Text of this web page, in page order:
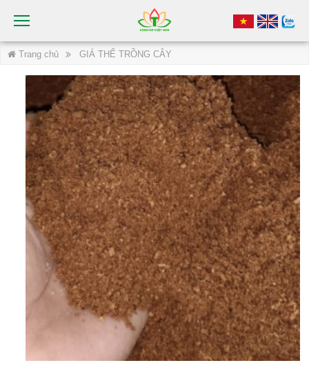
Trang chủ GIÁ THỂ TRỒNG CÂY